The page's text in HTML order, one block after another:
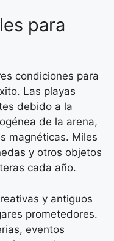
para
condiciones para
Las playas
debido a la
de la arena,
magnéticas. Miles
y otros objetos
cada año.
y antiguos
prometedores.
eventos